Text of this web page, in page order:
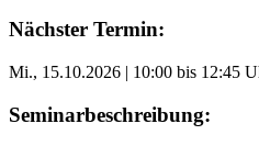
Nächster Termin:
Mi., 15.10.2026 | 10:00 bis 12:45
Seminarbeschreibung: